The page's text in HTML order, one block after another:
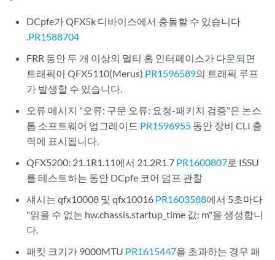
DCpfe가 QFX5k 디바이스에서 충돌할 수 있습니다
.PR1588704
FRR 동안 두 개 이상의 멀티 홈 인터페이스가 다운되면
트래픽이 QFX5110(Merus) PR1596589의 트래픽 루프
가 발생할 수 있습니다.
오류 메시지 "오류: 구문 오류: 요청-패키지 검증"은 논스
톱 소프트웨어 업그레이드 PR1596955 동안 장비 CLI 출
력에 표시됩니다.
QFX5200: 21.1R1.11에서 21.2R1.7 PR1600807로 ISSU
를 테스트하는 동안 DCpfe 코어 덤프 관찰
섀시는 qfx10008 및 qfx10016 PR1603588에서 5초마다
"읽을 수 없는 hw.chassis.startup_time 값: m"을 생성합니
다.
패킷 크기가 9000MTU PR1615447을 초과하는 경우 패